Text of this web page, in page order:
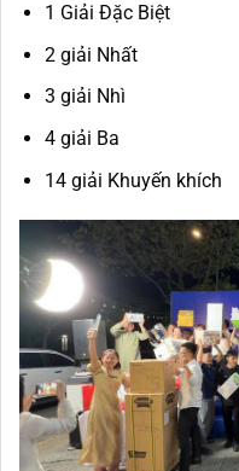
1 Giải Đặc Biệt
2 giải Nhất
3 giải Nhì
4 giải Ba
14 giải Khuyến khích